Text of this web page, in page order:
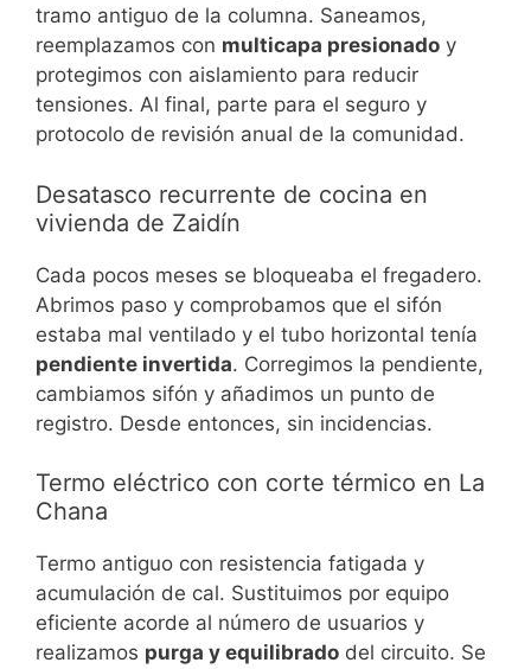
tramo antiguo de la columna. Saneamos,
reemplazamos con multicapa presionado y
protegimos con aislamiento para reducir
tensiones. Al final, parte para el seguro y
protocolo de revisión anual de la comunidad.
Desatasco recurrente de cocina en
vivienda de Zaidín
Cada pocos meses se bloqueaba el fregadero.
Abrimos paso y comprobamos que el sifón
estaba mal ventilado y el tubo horizontal tenía
pendiente invertida. Corregimos la pendiente,
cambiamos sifón y añadimos un punto de
registro. Desde entonces, sin incidencias.
Termo eléctrico con corte térmico en La
Chana
Termo antiguo con resistencia fatigada y
acumulación de cal. Sustituimos por equipo
eficiente acorde al número de usuarios y
realizamos purga y equilibrado del circuito. Se